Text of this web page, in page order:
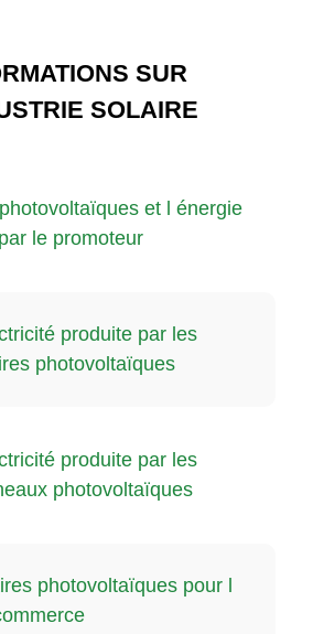
SUR
SOLAIRE
et l énergie
le promoteur
produite par les
photovoltaïques
produite par les
photovoltaïques
photovoltaïques pour l